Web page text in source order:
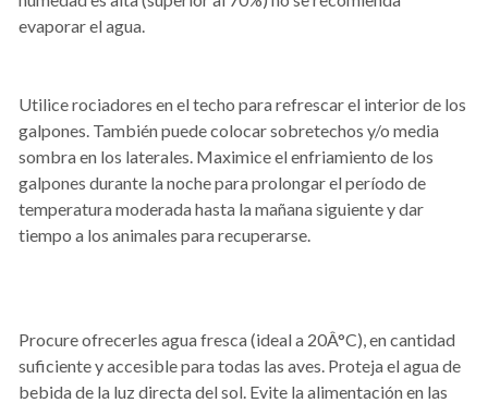
evaporar el agua.
Utilice rociadores en el techo para refrescar el interior de los
galpones. También puede colocar sobretechos y/o media
sombra en los laterales. Maximice el enfriamiento de los
galpones durante la noche para prolongar el período de
temperatura moderada hasta la mañana siguiente y dar
tiempo a los animales para recuperarse.
Procure ofrecerles agua fresca (ideal a 20Â°C), en cantidad
suficiente y accesible para todas las aves. Proteja el agua de
bebida de la luz directa del sol. Evite la alimentación en las